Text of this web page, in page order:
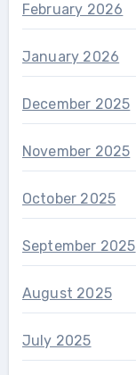
February 2026
January 2026
December 2025
November 2025
October 2025
September 2025
August 2025
July 2025